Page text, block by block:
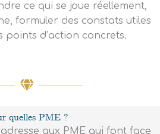
ce qui se joue réellement,
formuler des constats utiles
points d’action concrets.
quelles PME ?
aux PME qui font face